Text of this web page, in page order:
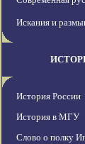
Искания и
История России
История в МГУ
Слово о полку